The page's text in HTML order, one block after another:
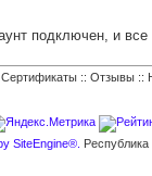
подключен, и
Сертификаты :: Отзывы ::
SiteEngine®.